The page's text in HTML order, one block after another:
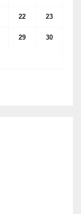
22 23
29 30